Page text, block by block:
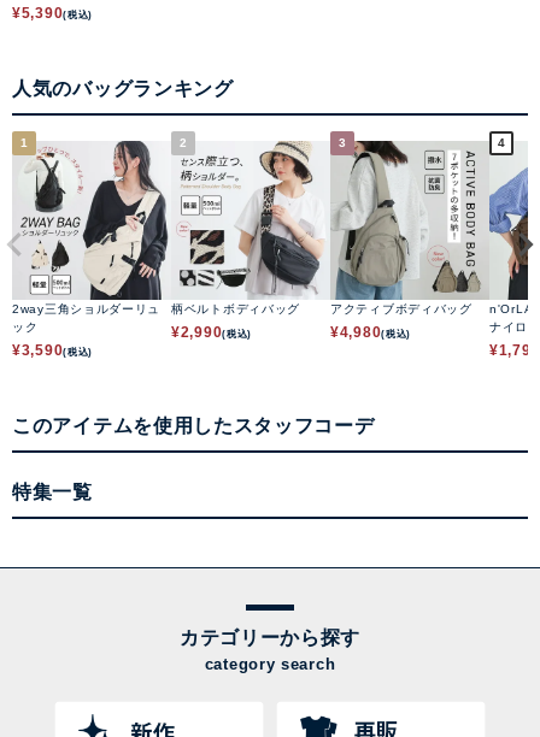
¥5,390(税込)
人気のバッグランキング
1
2way三角ショルダーリュ
ック
¥3,590(税込)
2
柄ベルトボディバッグ
¥2,990(税込)
3
アクティブボディバッグ
¥4,980(税込)
4
ナイロ
¥1,794
このアイテムを使用したスタッフコーデ
特集一覧
カテゴリーから探す
category search